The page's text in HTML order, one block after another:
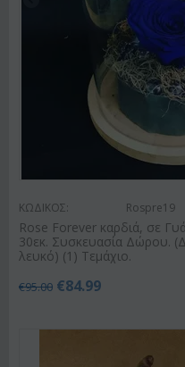
ΚΩΔΙΚΟΣ: Rospre19
Rose Forever καρδιά, σε
30εκ. Συσκευασία Δώρου.
λευκό) (1) Τεμάχιο.
€95.00 €84.99